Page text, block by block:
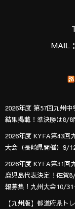
MAIL
2026年度 第57回九州
結果掲載！準決勝は8/8
2026年度 KYFA第43回
大会（長崎県開催）9/
2026年度 KYFA第31回
鹿児島代表決定！佐賀
報募集！九州大会10/
【九州版】都道府県ト